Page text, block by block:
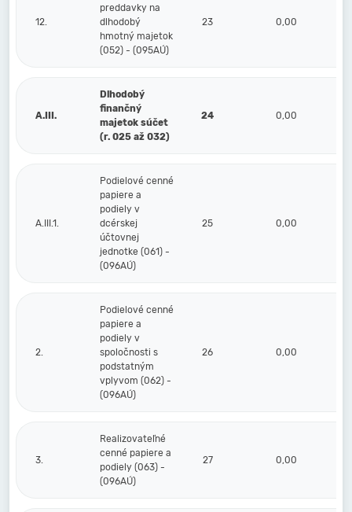
12.
preddavky na
dlhodobý
hmotný majetok
(052) - (095AÚ)
23 0,00
A.III.
Dlhodobý
finančný
majetok súčet
(r. 025 až 032)
24 0,00
A.III.1.
Podielové cenné
papiere a
podiely v
dcérskej
účtovnej
jednotke (061) -
(096AÚ)
25 0,00
2.
Podielové cenné
papiere a
podiely v
spoločnosti s
podstatným
vplyvom (062) -
(096AÚ)
26 0,00
3.
Realizovateľné
cenné papiere a
podiely (063) -
(096AÚ)
27 0,00